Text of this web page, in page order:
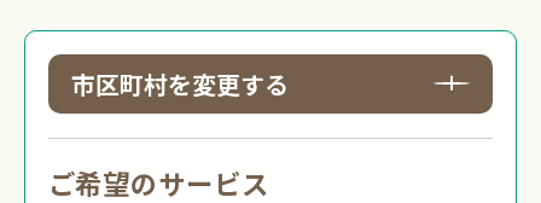
0120-20-
お急ぎの方はこちら
市区町村を変更する
ご希望のサービス